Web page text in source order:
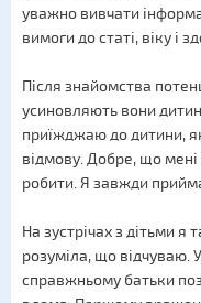
уважно вивчати
вимоги до статі, віку і
Після знайомства
усиновляють вони
приїжджаю до дитини,
відмову. Добре, що
робити. Я завжди
На зустрічах з дітьми я
розуміла, що відчуваю.
справжньому батьки